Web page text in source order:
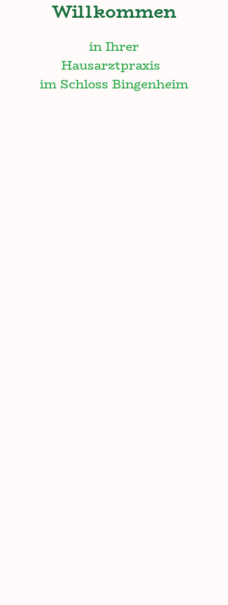
Willkommen
in Ihrer
Hausarztpraxis
im Schloss Bingenheim